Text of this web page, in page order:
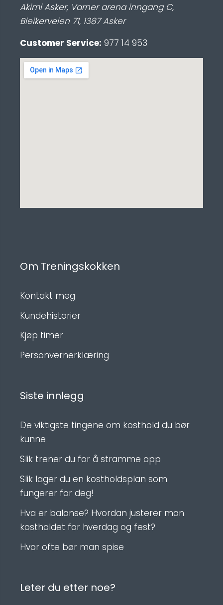
Akimi Asker, Varner arena inngang C,
Bleikerveien 71, 1387 Asker
Customer Service: 977 14 953
Om Treningskokken
Kontakt meg
Kundehistorier
Kjøp timer
Personvernerklæring
Siste innlegg
De viktigste tingene om kosthold du bør
kunne
Slik trener du for å stramme opp
Slik lager du en kostholdsplan som
fungerer for deg!
Hva er balanse? Hvordan justerer man
kostholdet for hverdag og fest?
Hvor ofte bør man spise
Leter du etter noe?